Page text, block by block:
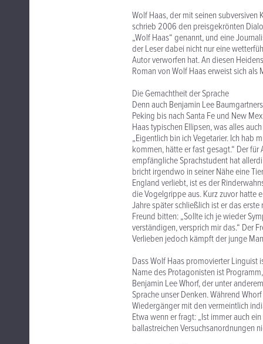
Wolf Haas, der mit seinen
schrieb 2006 den preisgekrönten
„Wolf Haas“ genannt, und eine
der Leser dabei nicht nur eine
Autor verworfen hat. An diesen
Roman von Wolf Haas erweist sich
Die Gemachtheit der Sprache
Denn auch Benjamin Lee
Peking bis nach Santa Fe und New
Haas typischen Ellipsen, was alles
„Eigentlich bin ich Vegetarier. Ich hab
kommen, hätte er fast gesagt.“ Der
empfängliche Sprachstudent hat
bricht irgendwo in seiner Nähe eine
England verliebt, ist es der
die Vogelgrippe aus. Kurz zuvor hatte
Jahre später schließlich ist er das
Freund bitten: „Sollte ich je wieder
verständigen, versprich mir das.“ Der
Verlieben jedoch kämpft der junge
Dass Wolf Haas promovierter Linguist
Name des Protagonisten ist
Benjamin Lee Whorf, der unter
Sprache unser Denken. Während
Wiedergänger mit den vermeintlich
Etwa wenn er fragt: „Ist immer auch
ballastreichen Versuchsanordnungen